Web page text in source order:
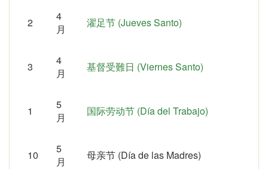
2
4
月
濯足节 (Jueves Santo)
3
4
月
基督受難日 (Viernes Santo)
1
5
月
国际劳动节 (Día del Trabajo)
10
5
月
母亲节 (Día de las Madres)